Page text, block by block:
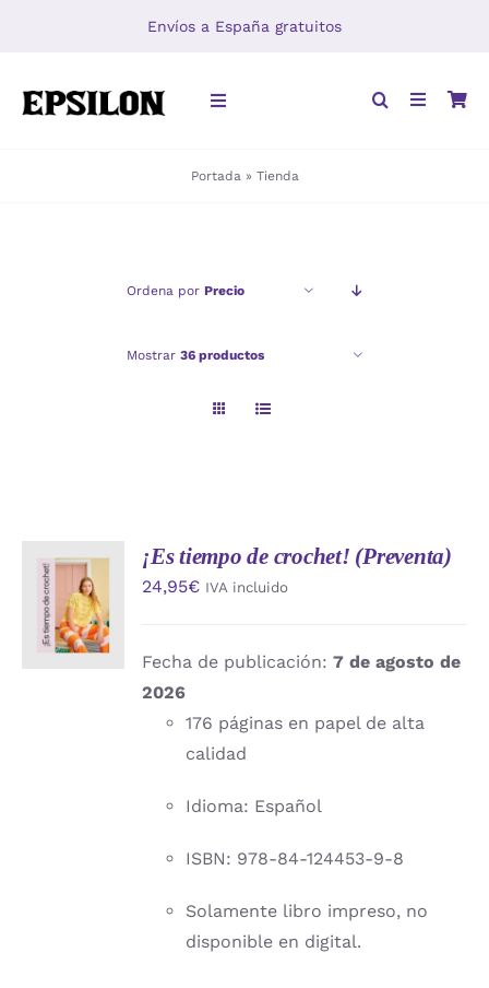
Envíos a España gratuitos
Toggle
Portada » Tienda
Ordena por Precio
Mostrar 36 productos
AÑADIR
AL
CARRITO
/
DETALLES
¡Es tiempo de crochet! (Preventa)
24,95€ IVA incluido
Fecha de publicación:7 de agosto de
2026
176 páginas en papel de alta
calidad
Idioma: Español
ISBN: 978-84-124453-9-8
Solamente libro impreso, no
disponible en digital.